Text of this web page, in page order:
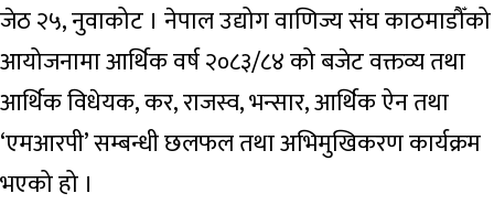
जेठ २५, नुवाकोट । नेपाल उद्योग वाणिज्य संघ काठमाडौँको
आयोजनामा आर्थिक वर्ष २०८३/८४ को बजेट वक्तव्य तथा
आर्थिक विधेयक, कर, राजस्व, भन्सार, आर्थिक ऐन तथा
‘एमआरपी’ सम्बन्धी छलफल तथा अभिमुखिकरण कार्यक्रम
भएको हो ।